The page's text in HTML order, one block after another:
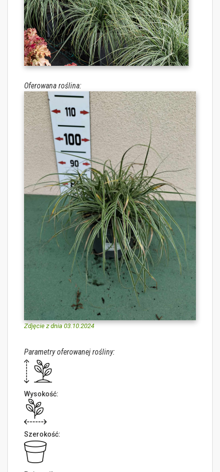
Oferowana roślina:
Zdjęcie z dnia 03.10.2024
Parametry oferowanej rośliny:
Wysokość:
Szerokość: